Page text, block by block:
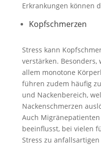
Erkrankungen können
Kopfschmerzen
Stress kann
verstärken.
allem monotone
führen zudem häufig
und Nackenbereich,
Nackenschmerzen
Auch
beeinflusst, bei vielen
Stress zu